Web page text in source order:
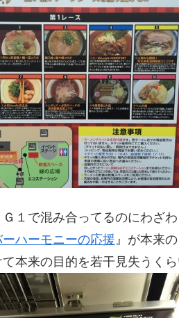
１で混み合ってるのにわざわ
ハーモニーの応援 』が本来
本来の目的を若干見失うく